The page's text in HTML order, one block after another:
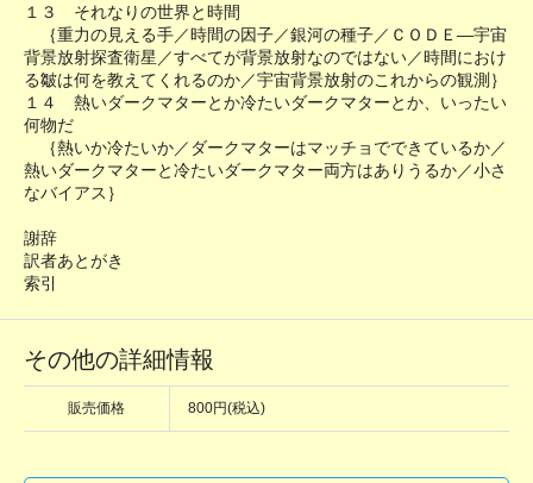
１３ それなりの世界と時間
｛重力の見える手／時間の因子／銀河の種子／ＣＯＤＥ―宇宙
背景放射探査衛星／すべてが背景放射なのではない／時間におけ
る皺は何を教えてくれるのか／宇宙背景放射のこれからの観測｝
１４ 熱いダークマターとか冷たいダークマターとか、いったい
何物だ
｛熱いか冷たいか／ダークマターはマッチョでできているか／
熱いダークマターと冷たいダークマター両方はありうるか／小さ
なバイアス｝
謝辞
訳者あとがき
索引
その他の詳細情報
販売価格 800円(税込)